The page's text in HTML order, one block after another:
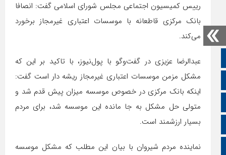
صفحه نخست
تالار گفتمان
اپلیکیشن سایت
رییس کمیسیون اجتماعی مجلس شورای اسلامی گفت: انصافا
بانک مرکزی قاطعانه با موسسات اعتباری غیرمجاز برخورد
می‌کند.
عبدالرضا عزیزی در گفت‌وگو با پول‌نیوز، با تاکید بر این که
مشکل مزمن موسسات اعتباری غیرمجاز ریشه دار است گفت:
اینکه بانک مرکزی در خصوص موسسه میزان پیش قدم شد و
متولی حل مشکل به جا مانده این موسسه شد، برای مردم
بسیار ارزشمند است.
نماینده مردم شیروان با بیان این مطلب که مشکل موسسه